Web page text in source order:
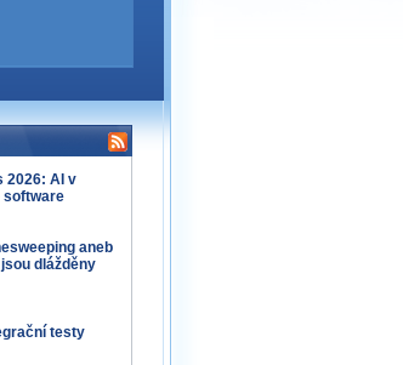
2026: AI v
software
aneb
dlážděny
testy